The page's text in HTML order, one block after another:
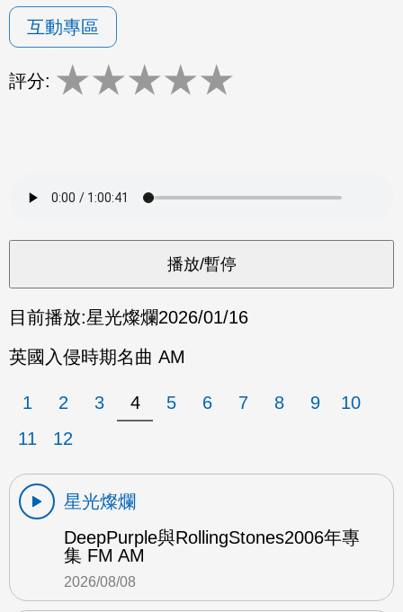
互動專區
評分: ★★★★★
目前播放:星光燦爛2026/01/16
英國入侵時期名曲 AM
1 2 3 4 5 6 7 8 9
10
11
12
星光燦爛
DeepPurple與RollingStones2006年專
集 FM AM
2026/08/08